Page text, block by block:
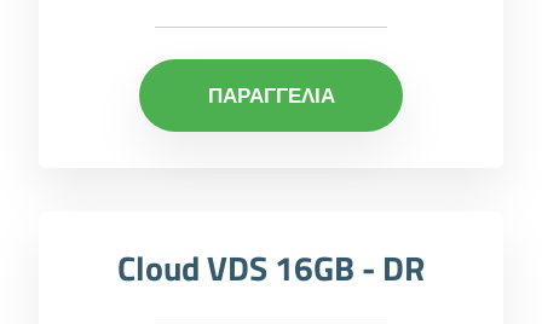
ΠΑΡΑΓΓΕΛΙΑ
Cloud VDS 16GB - DR